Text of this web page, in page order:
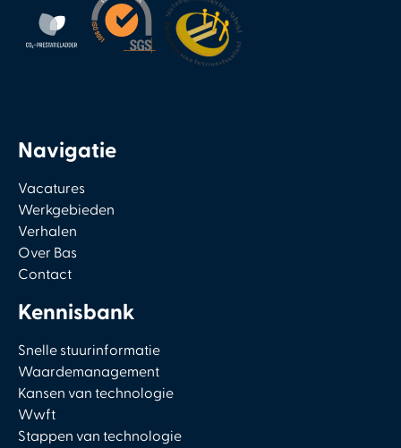
Navigatie
Vacatures
Werkgebieden
Verhalen
Over Bas
Contact
Kennisbank
Snelle stuurinformatie
Waardemanagement
Kansen van technologie
Wwft
Stappen van technologie